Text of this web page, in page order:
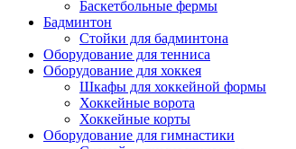
Баскетбольные фермы
Бадминтон
Стойки для бадминтона
Оборудование для тенниса
Оборудование для хоккея
Шкафы для хоккейной формы
Хоккейные ворота
Хоккейные корты
Оборудование для гимнастики